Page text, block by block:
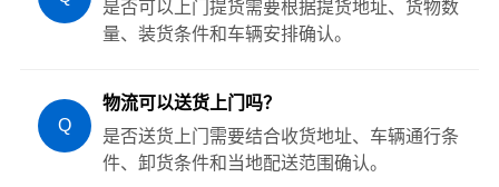
是否可以上门提货需要根据提货地址、货物数
量、装货条件和车辆安排确认。
Q
物流可以送货上门吗？
是否送货上门需要结合收货地址、车辆通行条
件、卸货条件和当地配送范围确认。